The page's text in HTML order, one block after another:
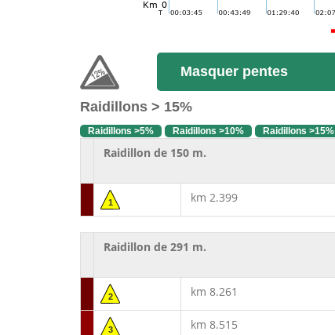
Masquer pentes
Raidillons > 15%
Raidillons >5% Raidillons >10% Raidillons >15%
Raidillon de 150 m.
1 km 2.399
Raidillon de 291 m.
2 km 8.261
3 km 8.515